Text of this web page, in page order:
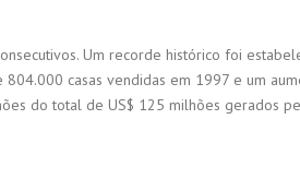
Um recorde histórico foi
casas vendidas em 1997 e um
do total de US$ 125 milhões gerados